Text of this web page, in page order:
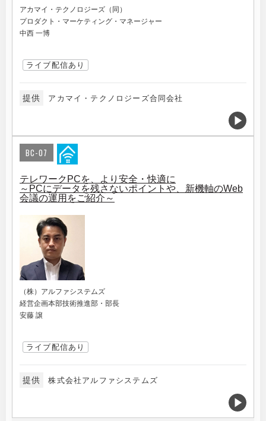
アカマイ・テクノロジーズ（同）
プロダクト・マーケティング・マネージャー
中西 一博
ライブ配信あり
提供 アカマイ・テクノロジーズ合同会社
BC-07
テレワークPCを、より安全・快適に
～PCにデータを残さないポイントや、新機軸のWeb
会議の運用をご紹介～
（株）アルファシステムズ
経営企画本部技術推進部・部長
安藤 譲
ライブ配信あり
提供 株式会社アルファシステムズ